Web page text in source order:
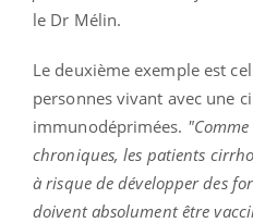
le Dr Mélin.
Le deuxième exemple est
personnes vivant avec une
immunodéprimées.
chroniques, les patients
à risque dedévelopper des
doivent absolument être